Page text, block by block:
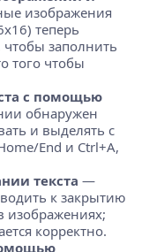
изображения
теперь
чтобы заполнить
того чтобы
с помощью
обнаружен
и выделять с
End и Ctrl+A,
текста —
к закрытию
изображениях;
корректно.